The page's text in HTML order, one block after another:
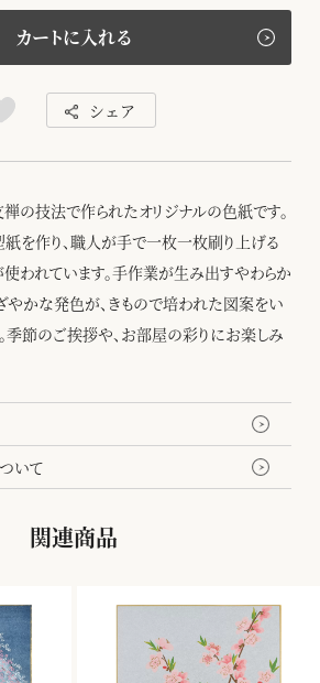
カートに入れる
シェア
の技法で作られたオリジナルの色紙です。
を作り、職人が手で一枚一枚刷り上げる
使われています。手作業が生み出すやわらか
かな発色が、きもので培われた図案をい
季節のご挨拶や、お部屋の彩りにお楽しみ
いて
関連商品